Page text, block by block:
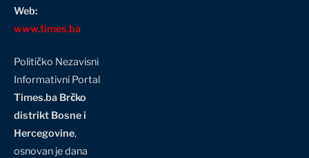
Web:
www.times.ba
Političko Nezavisni
Informativni Portal
Times.ba Brčko
distrikt Bosne i
Hercegovine,
osnovan je dana